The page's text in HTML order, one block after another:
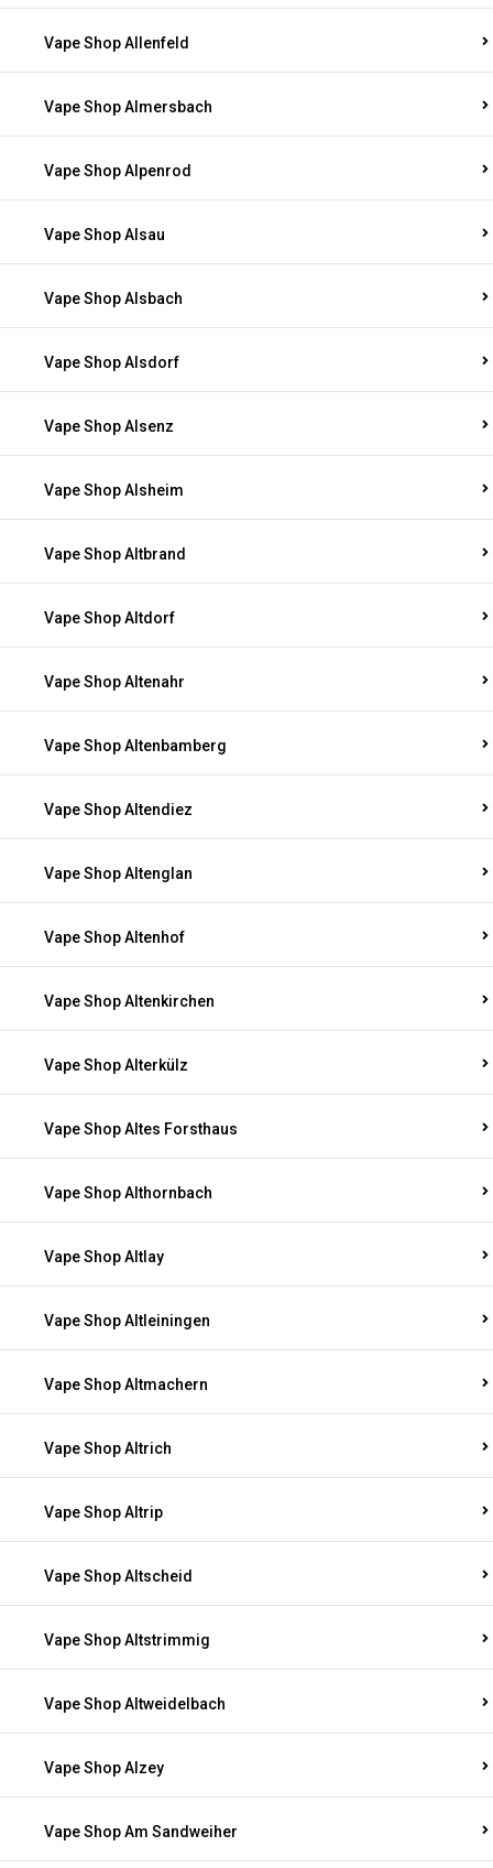
Vape Shop Allenfeld
Vape Shop Almersbach
Vape Shop Alpenrod
Vape Shop Alsau
Vape Shop Alsbach
Vape Shop Alsdorf
Vape Shop Alsenz
Vape Shop Alsheim
Vape Shop Altbrand
Vape Shop Altdorf
Vape Shop Altenahr
Vape Shop Altenbamberg
Vape Shop Altendiez
Vape Shop Altenglan
Vape Shop Altenhof
Vape Shop Altenkirchen
Vape Shop Alterkülz
Vape Shop Altes Forsthaus
Vape Shop Althornbach
Vape Shop Altlay
Vape Shop Altleiningen
Vape Shop Altmachern
Vape Shop Altrich
Vape Shop Altrip
Vape Shop Altscheid
Vape Shop Altstrimmig
Vape Shop Altweidelbach
Vape Shop Alzey
Vape Shop Am Sandweiher